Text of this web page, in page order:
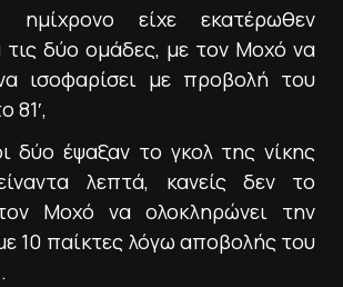
ημίχρονο είχε εκατέρωθεν
τις δύο ομάδες, με τον Μοχό να
ισοφαρίσει με προβολή του
81′,
δύο έψαξαν το γκολ της νίκης
λεπτά, κανείς δεν το
Μοχό να ολοκληρώνει την
10 παίκτες λόγω αποβολής του